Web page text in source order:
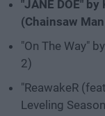
"JANE DOE"
(Chainsaw
"On The Way"
2)
"ReawakeR
Leveling